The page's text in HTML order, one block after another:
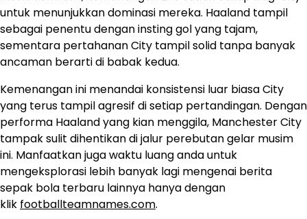
untuk menunjukkan dominasi mereka. Haaland tampil
sebagai penentu dengan insting gol yang tajam,
sementara pertahanan City tampil solid tanpa banyak
ancaman berarti di babak kedua.
Kemenangan ini menandai konsistensi luar biasa City
yang terus tampil agresif di setiap pertandingan. Dengan
performa Haaland yang kian menggila, Manchester City
tampak sulit dihentikan di jalur perebutan gelar musim
ini. Manfaatkan juga waktu luang anda untuk
mengeksplorasi lebih banyak lagi mengenai berita
sepak bola terbaru lainnya hanya dengan
klik footballteamnames.com.